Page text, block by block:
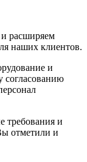
расширяем
наших клиентов.
и
согласованию
требования и
отметили и